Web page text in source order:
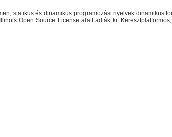
statikus és dinamikus programozási nyelvek dinamikus
Open Source License alatt adták ki.